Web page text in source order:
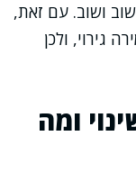
ושוב. עם זאת,
גירוי, ולכן
ומה